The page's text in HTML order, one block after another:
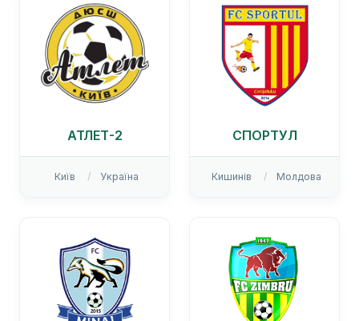
АТЛЕТ-2
Київ Україна
СПОРТУЛ
Кишинів Молдова